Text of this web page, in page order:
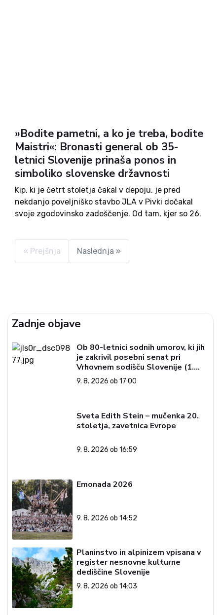
»Bodite pametni, a ko je treba, bodite
Maistri«: Bronasti general ob 35-
letnici Slovenije prinaša ponos in
simboliko slovenske državnosti
Kip, ki je četrt stoletja čakal v depoju, je pred
nekdanjo poveljniško stavbo JLA v Pivki dočakal
svoje zgodovinsko zadoščenje. Od tam, kjer so 26.
zamišljeni pesnik Rudolf Maister - Vojanov ob
prisotnosti...
« Prejšnja Naslednja »
Zadnje objave
Ob 80-letnici sodnih umorov, ki jih
je zakrivil posebni senat pri
Vrhovnem sodišču Slovenije (1.
del)
9. 8. 2026 ob 17:00
Sveta Edith Stein – mučenka 20.
stoletja, zavetnica Evrope
9. 8. 2026 ob 16:59
Emonada 2026
9. 8. 2026 ob 14:52
Planinstvo in alpinizem vpisana v
register nesnovne kulturne
dediščine Slovenije
9. 8. 2026 ob 14:03